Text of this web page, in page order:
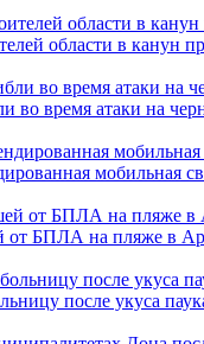
области в канун
во время атаки на
мобильная
БПЛА на пляже в
после укуса